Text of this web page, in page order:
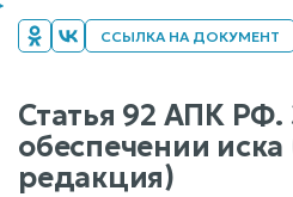
ССЫЛКА НА ДОКУМЕНТ
Статья 92 АПК РФ.
обеспечении
редакция)